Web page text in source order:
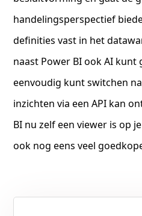
handelingsperspectief
definities vast in het
naast Power BI ook AI kunt
eenvoudig kunt switchen
inzichten via een API kan
BI nu zelf een viewer is op
ook nog eens veel